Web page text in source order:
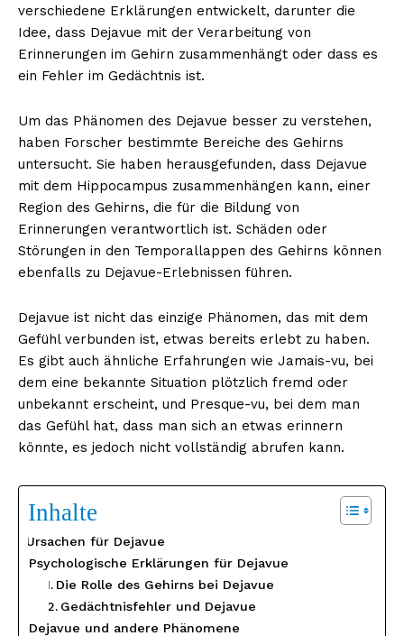
verschiedene Erklärungen entwickelt, darunter die
Idee, dass Dejavue mit der Verarbeitung von
Erinnerungen im Gehirn zusammenhängt oder dass es
ein Fehler im Gedächtnis ist.
Um das Phänomen des Dejavue besser zu verstehen,
haben Forscher bestimmte Bereiche des Gehirns
untersucht. Sie haben herausgefunden, dass Dejavue
mit dem Hippocampus zusammenhängen kann, einer
Region des Gehirns, die für die Bildung von
Erinnerungen verantwortlich ist. Schäden oder
Störungen in den Temporallappen des Gehirns können
ebenfalls zu Dejavue-Erlebnissen führen.
Dejavue ist nicht das einzige Phänomen, das mit dem
Gefühl verbunden ist, etwas bereits erlebt zu haben.
Es gibt auch ähnliche Erfahrungen wie Jamais-vu, bei
dem eine bekannte Situation plötzlich fremd oder
unbekannt erscheint, und Presque-vu, bei dem man
das Gefühl hat, dass man sich an etwas erinnern
könnte, es jedoch nicht vollständig abrufen kann.
Inhalte
Ursachen für Dejavue
Psychologische Erklärungen für Dejavue
Die Rolle des Gehirns bei Dejavue
Gedächtnisfehler und Dejavue
Dejavue und andere Phänomene